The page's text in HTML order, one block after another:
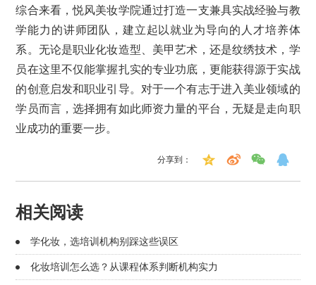
综合来看，悦风美妆学院通过打造一支兼具实战经验与教
学能力的讲师团队，建立起以就业为导向的人才培养体
系。无论是职业化妆造型、美甲艺术，还是纹绣技术，学
员在这里不仅能掌握扎实的专业功底，更能获得源于实战
的创意启发和职业引导。对于一个有志于进入美业领域的
学员而言，选择拥有如此师资力量的平台，无疑是走向职
业成功的重要一步。
分享到：
相关阅读
学化妆，选培训机构别踩这些误区
化妆培训怎么选？从课程体系判断机构实力